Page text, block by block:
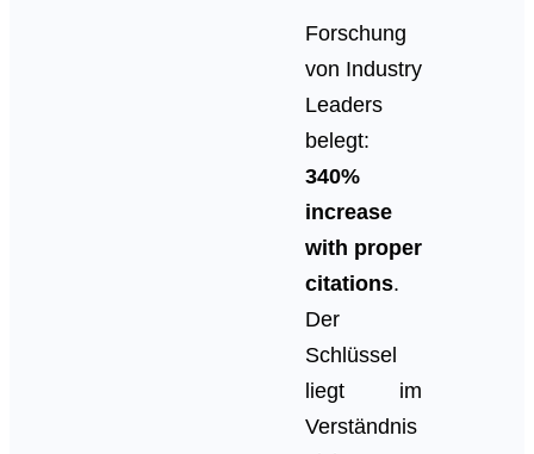
Forschung
von Industry
Leaders
belegt:
340%
increase
with proper
citations.
Der
Schlüssel
liegt im
Verständnis